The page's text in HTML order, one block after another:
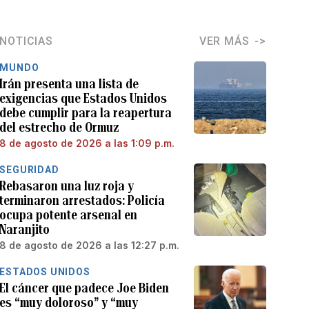
NOTICIAS VER MÁS
MUNDO
Irán presenta una lista de
exigencias que Estados Unidos
debe cumplir para la reapertura
del estrecho de Ormuz
8 de agosto de 2026 a las 1:09 p.m.
SEGURIDAD
Rebasaron una luz roja y
terminaron arrestados: Policía
ocupa potente arsenal en
Naranjito
8 de agosto de 2026 a las 12:27 p.m.
ESTADOS UNIDOS
El cáncer que padece Joe Biden
es “muy doloroso” y “muy